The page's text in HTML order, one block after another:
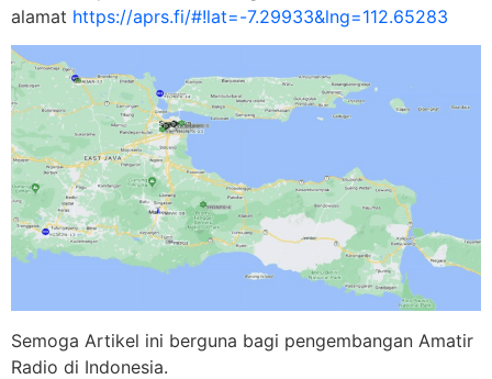
alamat https://aprs.fi/#!lat=-7.29933&lng=112.65283
Semoga Artikel ini berguna bagi pengembangan Amatir
Radio di Indonesia.